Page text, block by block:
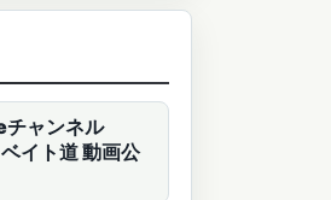
ャンネル
イト道 動画公